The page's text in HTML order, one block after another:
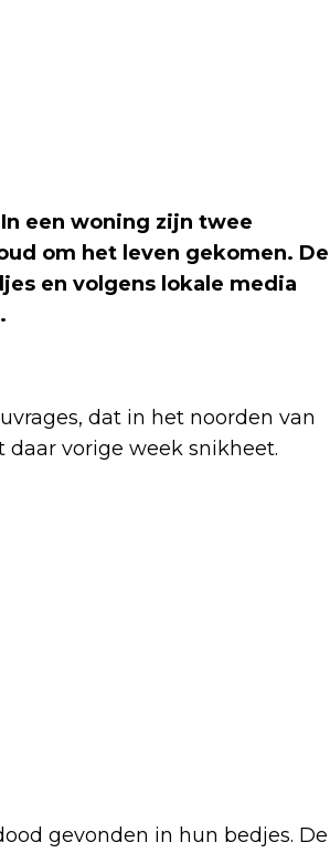
een woning zijn twee
om het leven gekomen. De
en volgens lokale media
dat in het noorden van
daar vorige week snikheet.
gevonden in hun bedjes. De